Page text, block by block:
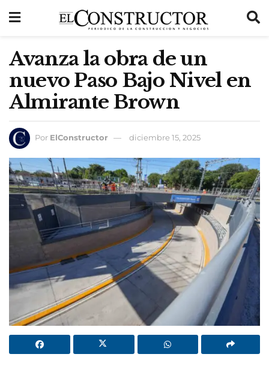
Avanza la obra de un
nuevo Paso Bajo Nivel en
Almirante Brown
Por ElConstructor diciembre 15, 2025